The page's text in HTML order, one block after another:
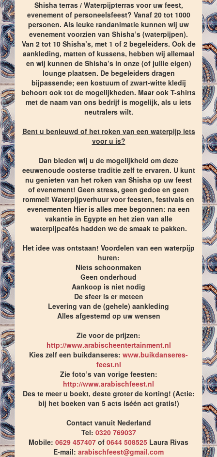
Shisha terras / Waterpijpterras voor uw feest,
evenement of personeelsfeest? Vanaf 20 tot 1000
personen. Als leuke randanimatie kunnen wij uw
evenement voorzien van Shisha’s (waterpijpen).
Van 2 tot 10 Shisha’s, met 1 of 2 begeleiders. Ook de
aankleding, matten of kussens, hebben wij allemaal
en wij kunnen de Shisha’s in onze (of jullie eigen)
lounge plaatsen. De begeleiders dragen
bijpassende; een kostuum of zwart-witte kledij
behoort ook tot de mogelijkheden. Maar ook T-shirts
met de naam van ons bedrijf is mogelijk, als u iets
neutralers wilt.
Bent u benieuwd of het roken van een waterpijp iets
voor u is?
Dan bieden wij u de mogelijkheid om deze
eeuwenoude oosterse traditie zelf te ervaren. U kunt
nu genieten van het roken van Shisha op uw feest
of evenement! Geen stress, geen gedoe en geen
rommel! Waterpijpverhuur voor feesten, festivals en
evenementen Hier is alles mee begonnen: na een
vakantie in Egypte en het zien van alle
waterpijpcafés hadden we de smaak te pakken.
Het idee was ontstaan! Voordelen van een waterpijp
huren:
Niets schoonmaken
Geen onderhoud
Aankoop is niet nodig
De sfeer is er meteen
Levering van de (gehele) aankleding
Alles afgestemd op uw wensen
Zie voor de prijzen:
http://www.arabischeentertainment.nl
Kies zelf een buikdanseres: www.buikdanseres-
feest.nl
Zie foto’s van vorige feesten:
http://www.arabischfeest.nl
Des te meer u boekt, deste groter de korting! (Actie:
bij het boeken van 5 acts iséén act gratis!)
Contact vanuit Nederland
Tel: 0320 769037
Mobile: 0629 457407 of 0644 508525 Laura Rivas
E-mail: arabischfeest@gmail.com